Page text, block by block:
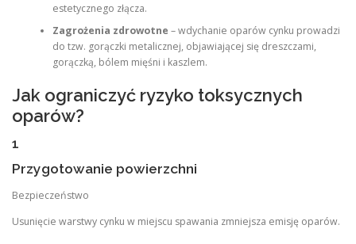
estetycznego złącza.
Zagrożenia zdrowotne – wdychanie oparów cynku prowadzi
do tzw. gorączki metalicznej, objawiającej się dreszczami,
gorączką, bólem mięśni i kaszlem.
Jak ograniczyć ryzyko toksycznych
oparów?
1
Przygotowanie powierzchni
Bezpieczeństwo
Usunięcie warstwy cynku w miejscu spawania zmniejsza emisję oparów.